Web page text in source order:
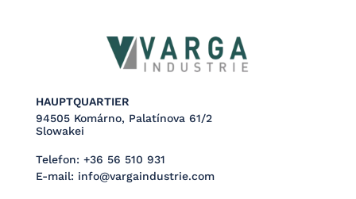
HAUPTQUARTIER
94505 Komárno, Palatínova 61/2
Slowakei
Telefon: +36 56 510 931
E-mail: info@vargaindustrie.com